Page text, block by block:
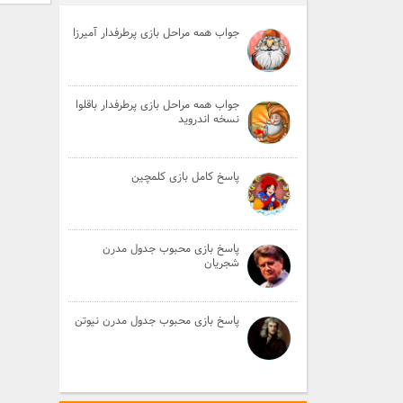
جواب همه مراحل بازی پرطرفدار آمیرزا
جواب همه مراحل بازی پرطرفدار باقلوا
نسخه اندروید
پاسخ کامل بازی کلمچین
پاسخ بازی محبوب جدول مدرن
شجریان
پاسخ بازی محبوب جدول مدرن نیوتن